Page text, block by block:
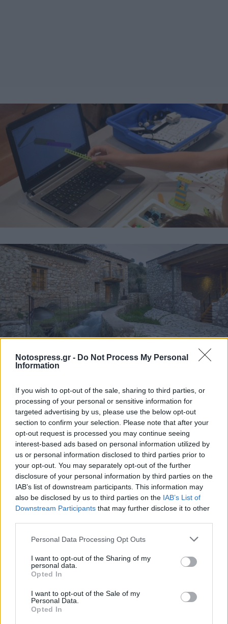
Notospress.gr - Do Not Process My Personal
Information
If you wish to opt-out of the sale, sharing to third parties, or
processing of your personal or sensitive information for
targeted advertising by us, please use the below opt-out
section to confirm your selection. Please note that after your
opt-out request is processed you may continue seeing
interest-based ads based on personal information utilized by
us or personal information disclosed to third parties prior to
your opt-out. You may separately opt-out of the further
disclosure of your personal information by third parties on the
IAB’s list of downstream participants. This information may
also be disclosed by us to third parties on the IAB’s List of
Downstream Participants that may further disclose it to other
Personal Data Processing Opt Outs
I want to opt-out of the Sharing of my
personal data.
Opted In
I want to opt-out of the Sale of my
Personal Data.
Opted In